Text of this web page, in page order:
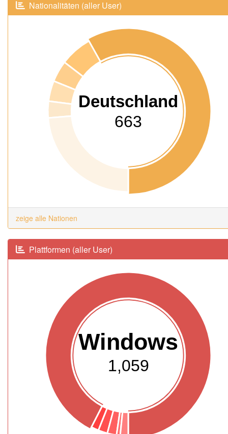
Nationalitäten (aller User)
Deutschland
663
zeige alle Nationen
Plattformen (aller User)
Windows
1,059